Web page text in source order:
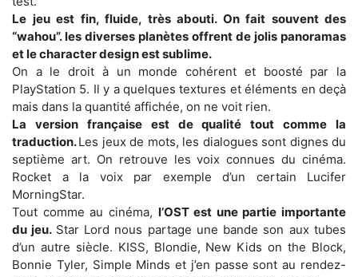
Le jeu est fin, fluide, très abouti. On fait souvent des
“wahou”. les diverses planètes offrent de jolis panoramas
et le character design est sublime.
On a le droit à un monde cohérent et boosté par la
PlayStation 5. Il y a quelques textures et éléments en deçà
mais dans la quantité affichée, on ne voit rien.
La version française est de qualité tout comme la
traduction.Les jeux de mots, les dialogues sont dignes du
septième art. On retrouve les voix connues du cinéma.
Rocket a la voix par exemple d’un certain Lucifer
MorningStar.
Tout comme au cinéma, l’OST est une partie importante
du jeu. Star Lord nous partage une bande son aux tubes
d’un autre siècle. KISS, Blondie, New Kids on the Block,
Bonnie Tyler, Simple Minds et j’en passe sont au rendez-